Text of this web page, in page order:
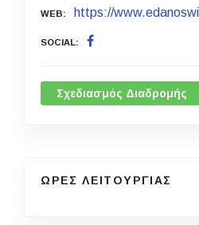
WEB https://
SOCIAL
Σχεδιασμός Διαδρομής
ΩΡΕΣ ΛΕΙΤΟΥΡΓΙΑΣ